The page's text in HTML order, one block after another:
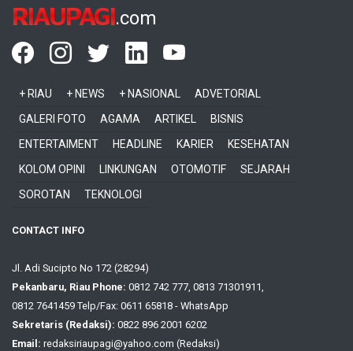
RIAUPAGI.com
+ RIAU + NEWS + NASIONAL
ADVETORIAL
GALERI FOTO
AGAMA ARTIKEL
BISNIS
ENTERTAIMENT
HEADLINE KARIER
KESEHATAN
KOLOM OPINI
LINKUNGAN OTOMOTIF
SEJARAH
SOROTAN
TEKNOLOGI
CONTACT INFO
Jl. Adi Sucipto No 172 (28294)
Pekanbaru, Riau Phone: 0812 742 777, 0813 71301911,
0812 7641459 Telp/Fax: 0611 65818 - WhatsApp
Sekretaris (Redaksi): 0822 896 2001 6202
Email: redaksiriaupagi@yahoo.com (Redaksi)